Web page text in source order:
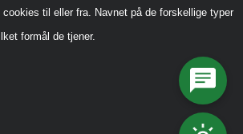
til eller fra. Navnet på de forskellige typer
formål de tjener.